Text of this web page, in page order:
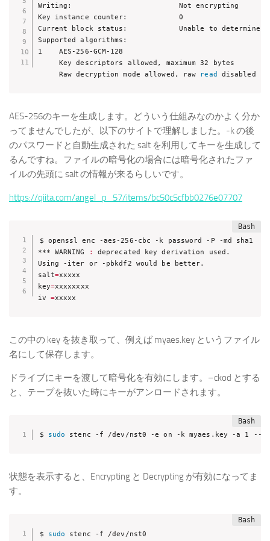
Writing:                         Not encrypting
Key instance counter:            0
Current block status:            Unable to determine
Supported algorithms:
1    AES-256-GCM-128
     Key descriptors allowed, maximum 32 bytes
     Raw decryption mode allowed, raw
read disabled
AES-256のキーを生成します。どういう仕組みなのかよく分か
ってませんでしたが、以下のサイトで理解しました。-k の後
のパスワードと自動生成された salt を利用してキーを生成して
るんですね。ファイルの暗号化の場合には暗号化されたファ
イルの先頭に salt の情報が来るらしいです。
https://qiita.com/angel_p_57/items/bc50c5cfbb0276e07707
$ openssl enc -aes-256-cbc -k password -P -md sha1
*** WARNING
:
deprecated key derivation used.
Using -iter or -pbkdf2 would be better.
salt=xxxxx
key=xxxxxxxx
iv =xxxxx
この中の key を抜き取って、例えば myaes.key というファイル
名にして保存します。
ドライブにキーを渡して暗号化を有効にします。–ckod とする
と、テープを抜いた時にキーがアンロードされます。
$ sudo stenc -f /dev/nst0 -e on -k myaes.key -a 1 --
状態を表示すると、Encrypting と Decrypting が有効になってま
す。
$ sudo stenc -f /dev/nst0